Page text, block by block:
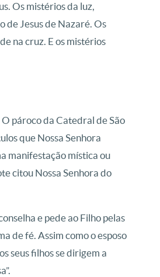
Os mistérios da luz,
de Jesus de Nazaré. Os
na cruz. E os mistérios
pároco da Catedral de São
que Nossa Senhora
manifestação mística ou
citou Nossa Senhora do
e pede ao Filho pelas
de fé. Assim como o esposo
seus filhos se dirigem a